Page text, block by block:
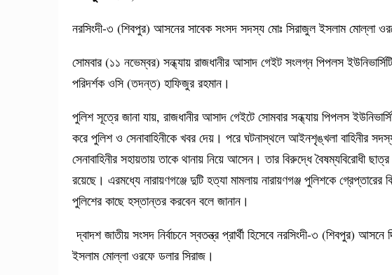
নরসিংদী-৩ (শিবপুর) আসনের সাবেক সংসদ সদস্য মোঃ সিরাজুল ইসলাম মোল্লা
সোমবার (১১ নভেম্বর) সন্ধ্যায় রাজধানীর আসাদ গেইট সংলগ্ন পিপলস
পরিদর্শক ওসি (তদন্ত) হাফিজুর রহমান।
পুলিশ সূত্রে জানা যায়, রাজধানীর আসাদ গেইটে সোমবার সন্ধ্যায় পিপলস
করে পুলিশ ও সেনাবাহিনীকে খবর দেয়। পরে ঘটনাস্থলে আইনশৃঙ্খলা বাহিনীর
সেনাবাহিনীর সহায়তায় তাকে থানায় নিয়ে আসেন। তার বিরুদ্ধে বৈষম্যবিরোধী
রয়েছে। এরমধ্যে নারায়ণগঞ্জে দুটি হত্যা মামলায় নারায়ণগঞ্জ পুলিশকে গ্রেপ্তারের
পুলিশের কাছে হস্তান্তর করবেন বলে জানান।
দ্বাদশ জাতীয় সংসদ নির্বাচনে স্বতন্ত্র প্রার্থী হিসেবে নরসিংদী-৩ (শিবপুর)
ইসলাম মোল্লা ওরফে ডলার সিরাজ।